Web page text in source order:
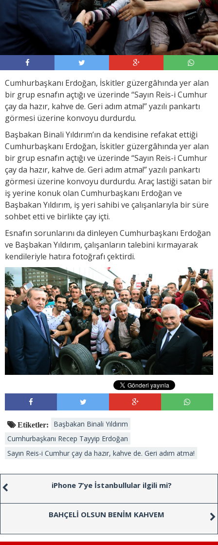
Cumhurbaşkanı Erdoğan, İskitler güzergâhında yer alan
bir grup esnafın açtığı ve üzerinde “Sayın Reis-i Cumhur
çay da hazır, kahve de. Geri adım atma!” yazılı pankartı
görmesi üzerine konvoyu durdurdu.
Başbakan Binali Yıldırım’ın da kendisine refakat ettiği
Cumhurbaşkanı Erdoğan, İskitler güzergâhında yer alan
bir grup esnafın açtığı ve üzerinde “Sayın Reis-i Cumhur
çay da hazır, kahve de. Geri adım atma!” yazılı pankartı
görmesi üzerine konvoyu durdurdu. Araç lastiği satan bir
iş yerine konuk olan Cumhurbaşkanı Erdoğan ve
Başbakan Yıldırım, iş yeri sahibi ve çalışanlarıyla bir süre
sohbet etti ve birlikte çay içti.
Esnafın sorunlarını da dinleyen Cumhurbaşkanı Erdoğan
ve Başbakan Yıldırım, çalışanların talebini kırmayarak
kendileriyle hatıra fotoğrafı çektirdi.
Etiketler:
Başbakan Binali Yıldırım
Cumhurbaşkanı Recep Tayyip Erdoğan
Sayın Reis-i Cumhur çay da hazır, kahve de. Geri adım atma!
iPhone 7’ye İstanbullular ilgili mi?
BAHÇELİ OLSUN BENİM KAHVEM